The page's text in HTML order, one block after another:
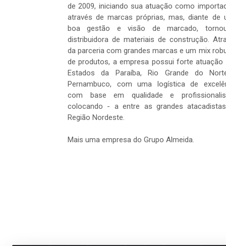
de 2009, iniciando sua atuação como
através de marcas próprias, mas, diante de
boa gestão e visão de marcado,
distribuidora de materiais de construção.
da parceria com grandes marcas e um mix
de produtos, a empresa possui forte atuação
Estados da Paraíba, Rio Grande do
Pernambuco, com uma logística de
com base em qualidade e
colocando - a entre as grandes
Região Nordeste.
Mais uma empresa do Grupo Almeida.